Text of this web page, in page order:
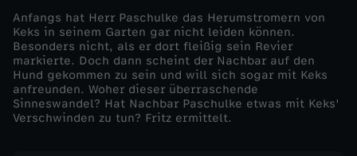
z
F
u
Anfangs hat Herr Paschulke das Herumstromern von
Keks in seinem Garten gar nicht leiden können.
Besonders nicht, als er dort fleißig sein Revier
markierte. Doch dann scheint der Nachbar auf den
Hund gekommen zu sein und will sich sogar mit Keks
anfreunden. Woher dieser überraschende
Sinneswandel? Hat Nachbar Paschulke etwas mit Keks'
Verschwinden zu tun? Fritz ermittelt.